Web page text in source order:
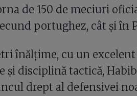
de 150 de meciuri
portughez, cât și în
înălțime, cu un
și disciplină tactică,
drept al defensivei